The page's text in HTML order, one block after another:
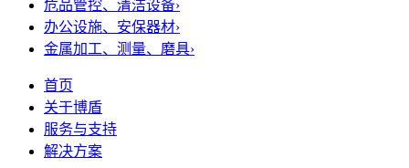
危品管控、清洁设备›
办公设施、安保器材›
金属加工、测量、磨具›
首页
关于博盾
服务与支持
解决方案